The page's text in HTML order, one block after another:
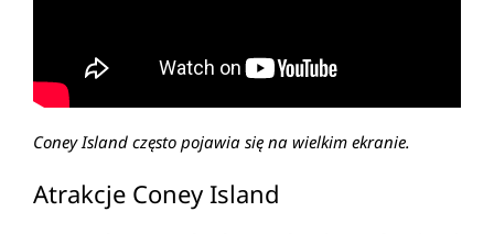
Coney Island często pojawia się na wielkim ekranie.
Atrakcje Coney Island